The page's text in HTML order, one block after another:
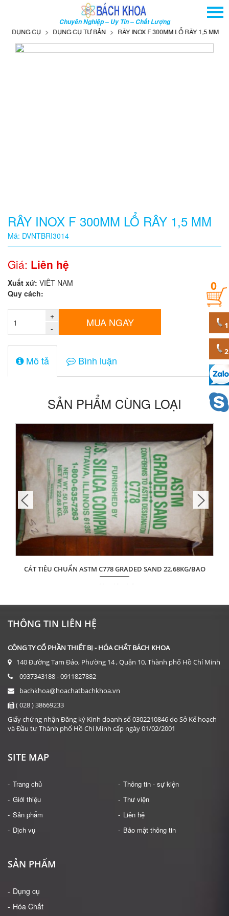
Chuyên Nghiệp – Uy Tín – Chất Lượng
GIỚI THIỆU
SẢN PHẨM
Quy
Giá:
đ
phẩm
0
DỤNG CỤ DỤNG CỤ TƯ BẢN RÂY INOX F 300MM LỔ RÂY 1,5 MM
RÂY INOX F 300MM LỔ RÂY 1,5 MM
Mã: DVNTBRI3014
Giá: Liên hệ
Xuất xứ: VIÊT NAM
Quy cách:
+
-
MUA NGAY
Mô tả Bình luận
SẢN PHẨM CÙNG LOẠI
CÁT TIÊU CHUẨN ASTM C778 GRADED SAND 22.68KG/BAO
Giá: Liên hệ
ĐẶT HÀNG
THÔNG TIN LIÊN HỆ
CÔNG TY CỔ PHẦN THIẾT BỊ - HÓA CHẤT BÁCH KHOA
140 Đường Tam Đảo, Phường 14 , Quận 10, Thành phố Hồ Chí Minh
0937343188 - 0911827882
bachkhoa@hoachatbachkhoa.vn
( 028 ) 38669233
Giấy chứng nhận Đăng ký Kinh doanh số 0302210846 do Sở Kế hoạch
và Đầu tư Thành phố Hồ Chí Minh cấp ngày 01/02/2001
SITE MAP
Trang chủ
Giới thiệu
Sản phẩm
Dịch vụ
Thông tin - sự kiện
Thư viện
Liên hệ
Bảo mật thông tin
SẢN PHẨM
Dụng cụ
Hóa Chất